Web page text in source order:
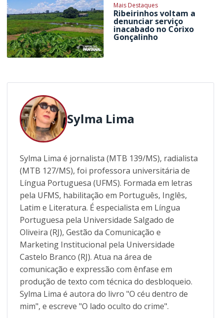
Mais Destaques
Ribeirinhos voltam a
denunciar serviço
inacabado no Corixo
Gonçalinho
Sylma Lima
Sylma Lima é jornalista (MTB 139/MS), radialista
(MTB 127/MS), foi professora universitária de
Língua Portuguesa (UFMS). Formada em letras
pela UFMS, habilitação em Português, Inglês,
Latim e Literatura. É especialista em Língua
Portuguesa pela Universidade Salgado de
Oliveira (RJ), Gestão da Comunicação e
Marketing Institucional pela Universidade
Castelo Branco (RJ). Atua na área de
comunicação e expressão com ênfase em
produção de texto com técnica do desbloqueio.
Sylma Lima é autora do livro "O céu dentro de
mim", e escreve "O lado oculto do crime".